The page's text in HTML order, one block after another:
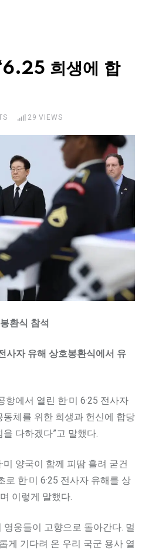
희생에 합
29 VIEWS
환식 참석
사자 유해 상호봉환식에서 유
에서 열린 한·미 6·25 전사자
동체를 위한 희생과 헌신에 합당
다하겠다”고 말했다.
미 양국이 함께 피땀 흘려 굳건
한·미 6·25 전사자 유해를 상
이렇게 말했다.
영웅들이 고향으로 돌아간다. 멀
게 기다려 온 우리 국군 용사 열